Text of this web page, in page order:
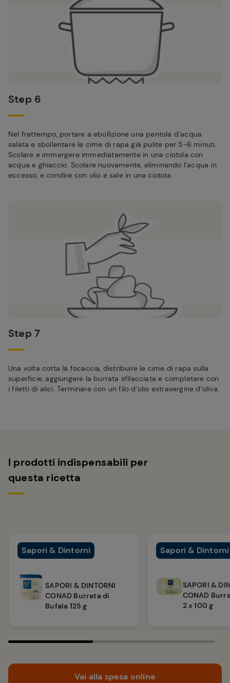
Step 6
Nel frattempo, portare a ebollizione una pentola d’acqua
salata e sbollentare le cime di rapa già pulite per 5-6 minuti.
Scolare e immergere immediatamente in una ciotola con
acqua e ghiaccio. Scolare nuovamente, eliminando l’acqua in
eccesso, e condire con olio e sale in una ciotola.
Step 7
Una volta cotta la focaccia, distribuire le cime di rapa sulla
superficie, aggiungere la burrata sfilacciata e completare con
i filetti di alici. Terminare con un filo d’olio extravergine d’oliva.
I prodotti indispensabili per
questa ricetta
Sapori & Dintorni
SAPORI & DINTORNI
CONAD Burrata di
Bufala 125 g
Sapori & Dintorni
SAPORI &
CONAD
2 x 100 g
Vai alla spesa online